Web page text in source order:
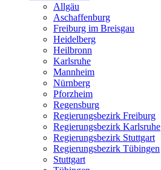
Allgäu
Aschaffenburg
Freiburg im Breisgau
Heidelberg
Heilbronn
Karlsruhe
Mannheim
Nürnberg
Pforzheim
Regensburg
Regierungsbezirk Freiburg
Regierungsbezirk Karlsruhe
Regierungsbezirk Stuttgart
Regierungsbezirk Tübingen
Stuttgart